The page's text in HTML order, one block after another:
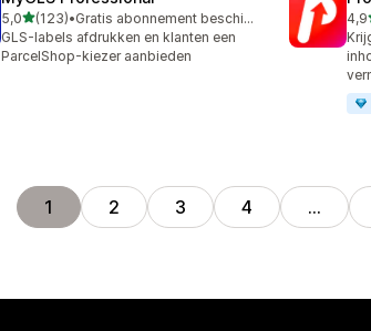
5,0van 5 sterren
(123)
123 recensies in totaal
•
Gratis abonnement beschikbaar
GLS-labels afdrukken en klanten een
ParcelShop-kiezer aanbieden
4,9
1 2 3 4 …